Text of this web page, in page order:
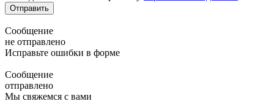
Отправить
Сообщение
не отправлено
Исправьте ошибки в форме
Сообщение
отправлено
Мы свяжемся с вами